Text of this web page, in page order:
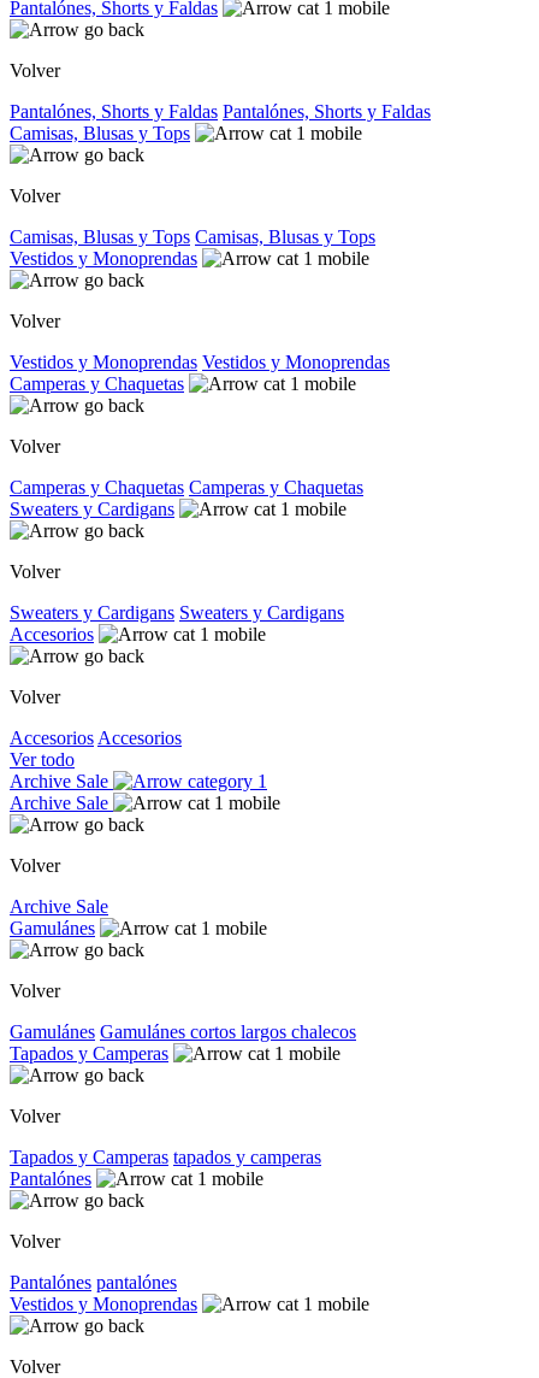
Pantalónes, Shorts y Faldas
Volver
Pantalónes, Shorts y Faldas Pantalónes, Shorts y Faldas
Camisas, Blusas y Tops
Volver
Camisas, Blusas y Tops Camisas, Blusas y Tops
Vestidos y Monoprendas
Volver
Vestidos y Monoprendas Vestidos y Monoprendas
Camperas y Chaquetas
Volver
Camperas y Chaquetas Camperas y Chaquetas
Sweaters y Cardigans
Volver
Sweaters y Cardigans Sweaters y Cardigans
Accesorios
Volver
Accesorios Accesorios
Ver todo
Archive Sale
Archive Sale
Volver
Archive Sale
Gamulánes
Volver
Gamulánes Gamulánes cortos largos chalecos
Tapados y Camperas
Volver
Tapados y Camperas tapados y camperas
Pantalónes
Volver
Pantalónes pantalónes
Vestidos y Monoprendas
Volver